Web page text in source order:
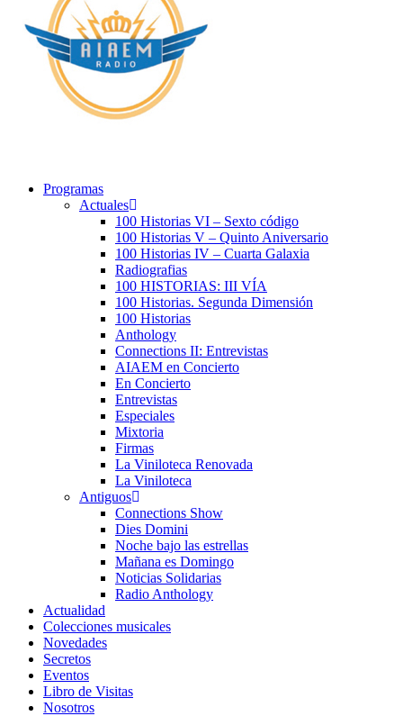
Programas
Actuales
100 Historias VI – Sexto código
100 Historias V – Quinto Aniversario
100 Historias IV – Cuarta Galaxia
Radiografias
100 HISTORIAS: III VÍA
100 Historias. Segunda Dimensión
100 Historias
Anthology
Connections II: Entrevistas
AIAEM en Concierto
En Concierto
Entrevistas
Especiales
Mixtoria
Firmas
La Viniloteca Renovada
La Viniloteca
Antiguos
Connections Show
Dies Domini
Noche bajo las estrellas
Mañana es Domingo
Noticias Solidarias
Radio Anthology
Actualidad
Colecciones musicales
Novedades
Secretos
Eventos
Libro de Visitas
Nosotros